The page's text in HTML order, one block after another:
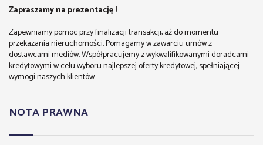
Zapraszamy na prezentację !
Zapewniamy pomoc przy finalizacji transakcji, aż do momentu
przekazania nieruchomości. Pomagamy w zawarciu umów z
dostawcami mediów. Współpracujemy z wykwalifikowanymi doradcami
kredytowymi w celu wyboru najlepszej oferty kredytowej, spełniającej
wymogi naszych klientów.
NOTA PRAWNA